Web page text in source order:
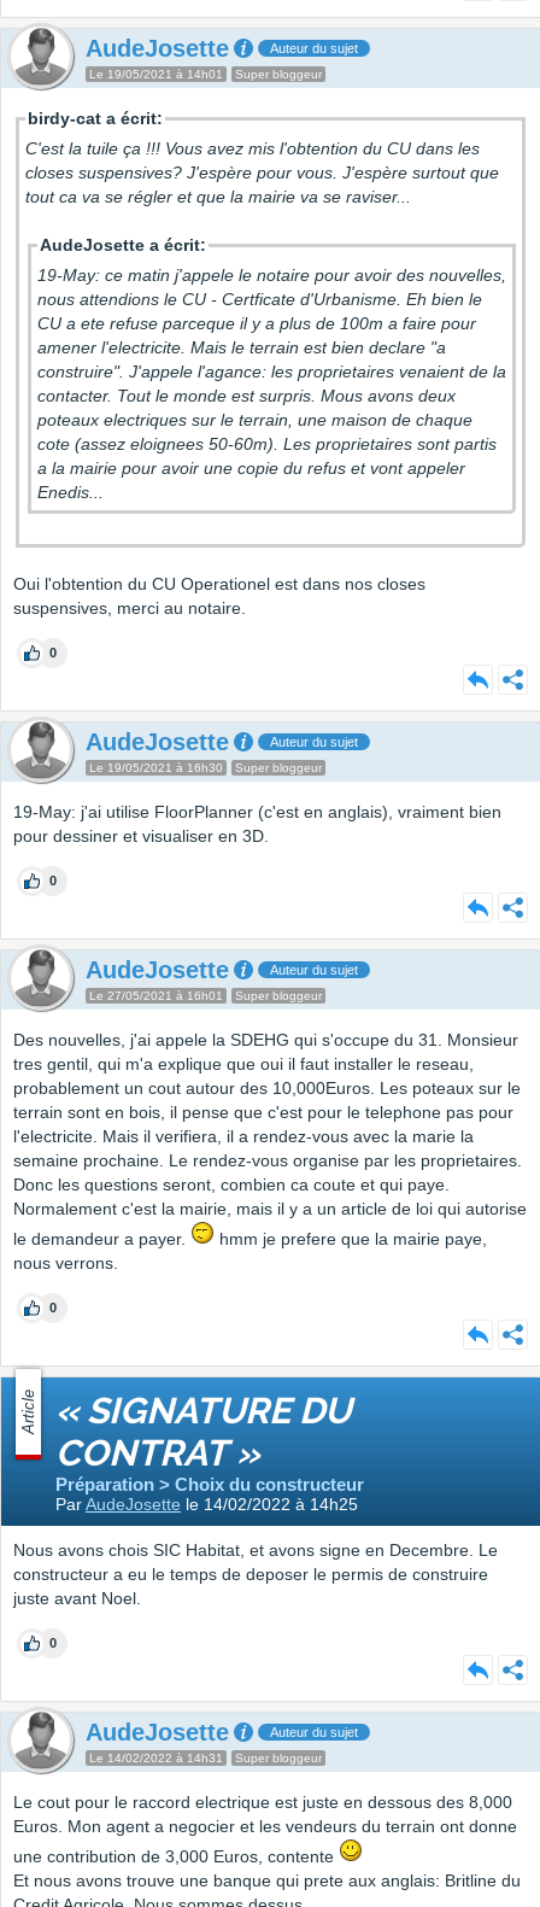
AudeJosette Auteur du sujet
Le 19/05/2021 à 14h01 Super bloggeur
birdy-cat a écrit:
C'est la tuile ça !!! Vous avez mis l'obtention du CU dans les
closes suspensives? J'espère pour vous. J'espère surtout que
tout ca va se régler et que la mairie va se raviser...
AudeJosette a écrit:
19-May: ce matin j'appele le notaire pour avoir des nouvelles,
nous attendions le CU - Certficate d'Urbanisme. Eh bien le
CU a ete refuse parceque il y a plus de 100m a faire pour
amener l'electricite. Mais le terrain est bien declare "a
construire". J'appele l'agance: les proprietaires venaient de la
contacter. Tout le monde est surpris. Mous avons deux
poteaux electriques sur le terrain, une maison de chaque
cote (assez eloignees 50-60m). Les proprietaires sont partis
a la mairie pour avoir une copie du refus et vont appeler
Enedis...
Oui l'obtention du CU Operationel est dans nos closes
suspensives, merci au notaire.
0
AudeJosette Auteur du sujet
Le 19/05/2021 à 16h30 Super bloggeur
19-May: j'ai utilise FloorPlanner (c'est en anglais), vraiment bien
pour dessiner et visualiser en 3D.
0
AudeJosette Auteur du sujet
Le 27/05/2021 à 16h01 Super bloggeur
Des nouvelles, j'ai appele la SDEHG qui s'occupe du 31. Monsieur
tres gentil, qui m'a explique que oui il faut installer le reseau,
probablement un cout autour des 10,000Euros. Les poteaux sur le
terrain sont en bois, il pense que c'est pour le telephone pas pour
l'electricite. Mais il verifiera, il a rendez-vous avec la marie la
semaine prochaine. Le rendez-vous organise par les proprietaires.
Donc les questions seront, combien ca coute et qui paye.
Normalement c'est la mairie, mais il y a un article de loi qui autorise
le demandeur a payer.
hmm je prefere que la mairie paye,
nous verrons.
0
Article « SIGNATURE DU
CONTRAT »
Préparation > Choix du constructeur
ParAudeJosette le 14/02/2022 à 14h25
Nous avons chois SIC Habitat, et avons signe en Decembre. Le
constructeur a eu le temps de deposer le permis de construire
juste avant Noel.
0
AudeJosette Auteur du sujet
Le 14/02/2022 à 14h31 Super bloggeur
Le cout pour le raccord electrique est juste en dessous des 8,000
Euros. Mon agent a negocier et les vendeurs du terrain ont donne
une contribution de 3,000 Euros, contente
Et nous avons trouve une banque qui prete aux anglais: Britline du